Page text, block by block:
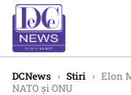
DCNews › Stiri › Elon
NATO și ONU